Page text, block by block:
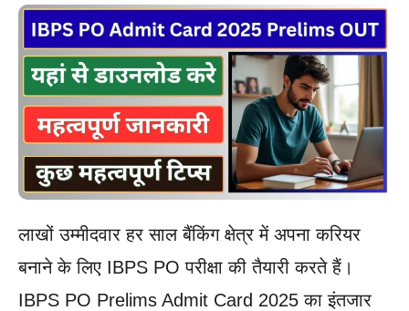
लाखों उम्मीदवार हर साल बैंकिंग क्षेत्र में अपना करियर
बनाने के लिए IBPS PO परीक्षा की तैयारी करते हैं।
IBPS PO Prelims Admit Card 2025 का इंतजार